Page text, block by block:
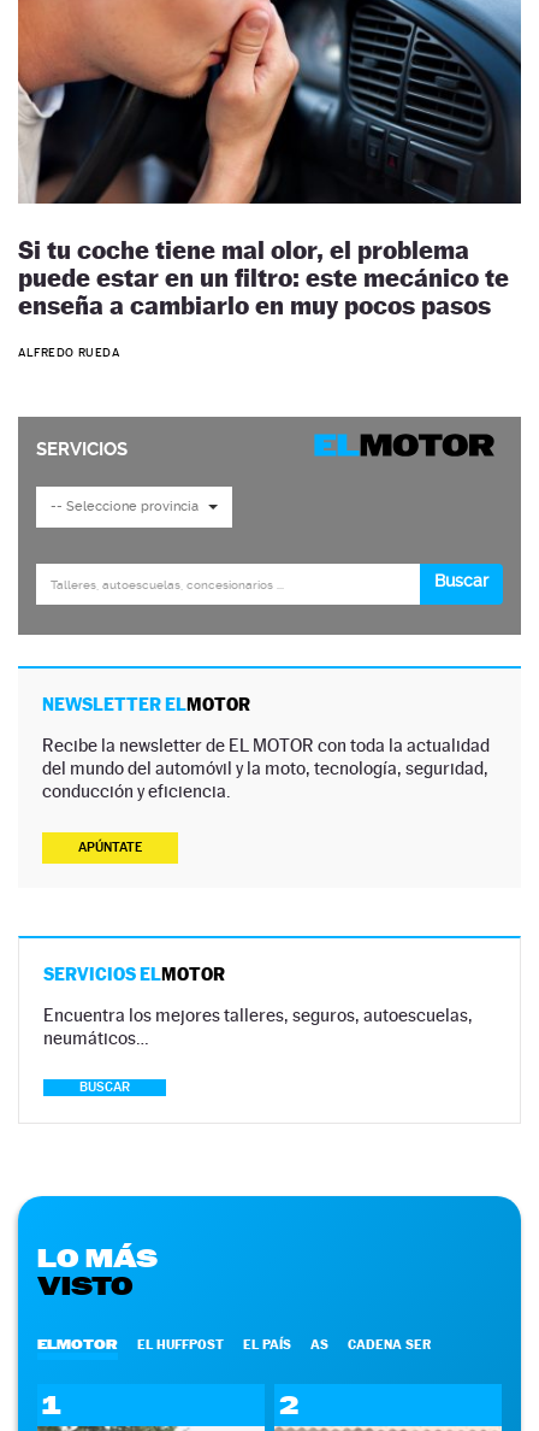
Si tu coche tiene mal olor, el problema
puede estar en un filtro: este mecánico te
enseña a cambiarlo en muy pocos pasos
ALFREDO RUEDA
NEWSLETTER ELMOTOR
Recibe la newsletter de EL MOTOR con toda la actualidad
del mundo del automóvil y la moto, tecnología, seguridad,
conducción y eficiencia.
APÚNTATE
SERVICIOS ELMOTOR
Encuentra los mejores talleres, seguros, autoescuelas,
neumáticos…
BUSCAR
LO MÁS
VISTO
ELMOTOR EL HUFFPOST EL PAÍS AS CADENA SER
1 2